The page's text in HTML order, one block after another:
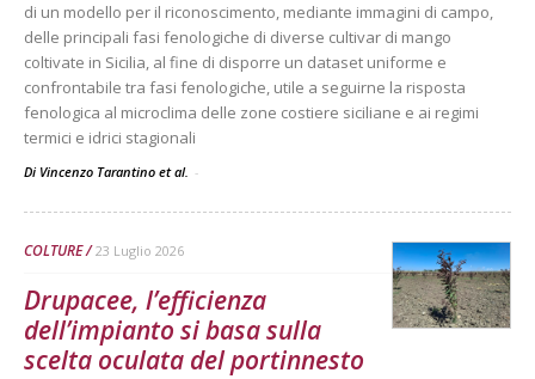
di un modello per il riconoscimento, mediante immagini di campo,
delle principali fasi fenologiche di diverse cultivar di mango
coltivate in Sicilia, al fine di disporre un dataset uniforme e
confrontabile tra fasi fenologiche, utile a seguirne la risposta
fenologica al microclima delle zone costiere siciliane e ai regimi
termici e idrici stagionali
Di Vincenzo Tarantino et al. -
COLTURE 23 Luglio 2026
Drupacee, l’efficienza
dell’impianto si basa sulla
scelta oculata del portinnesto